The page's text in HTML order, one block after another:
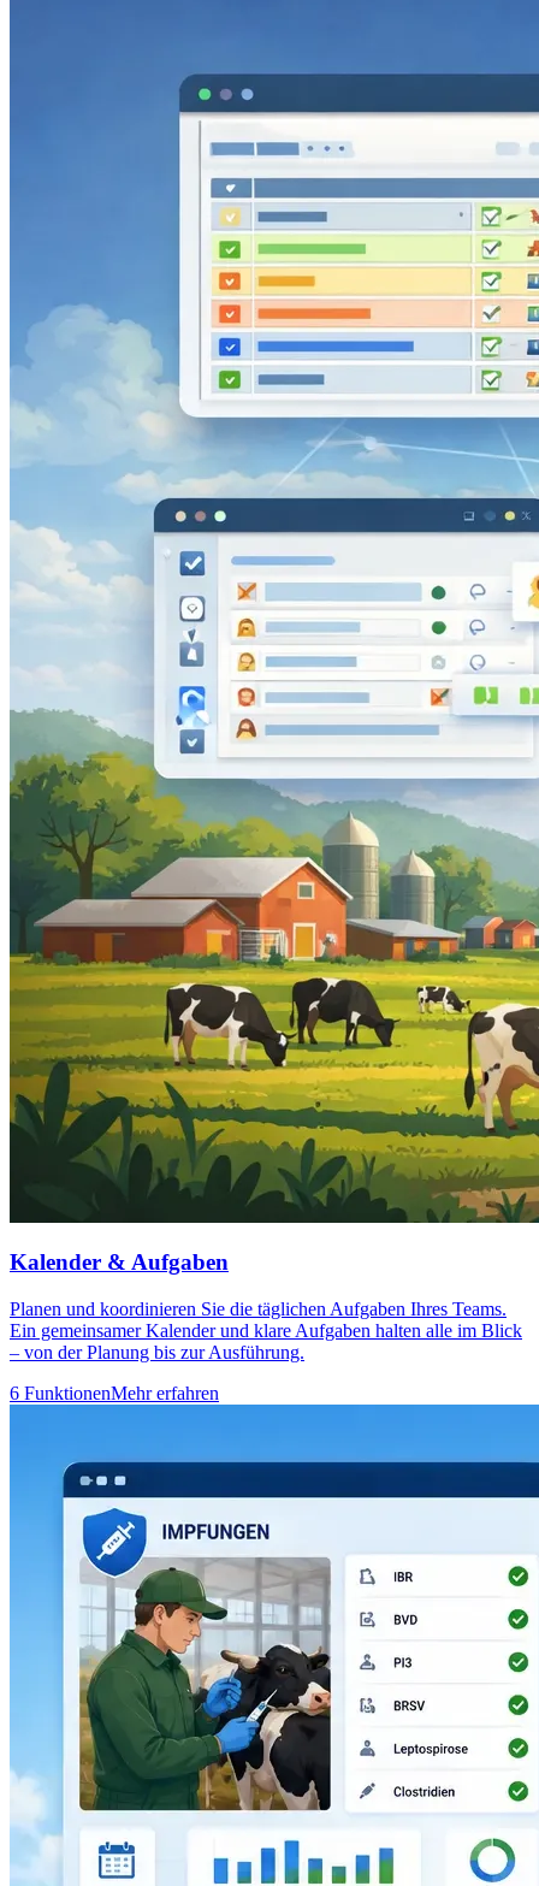
Kalender & Aufgaben
Planen und koordinieren Sie die täglichen Aufgaben Ihres Teams.
Ein gemeinsamer Kalender und klare Aufgaben halten alle im Blick
– von der Planung bis zur Ausführung.
6 FunktionenMehr erfahren